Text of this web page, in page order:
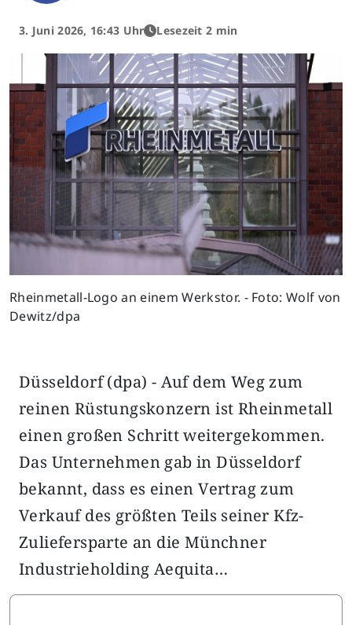
3. Juni 2026, 16:43 Uhr Lesezeit 2 min
Rheinmetall-Logo an einem Werkstor. - Foto: Wolf von
Dewitz/dpa
Düsseldorf (dpa) - Auf dem Weg zum
reinen Rüstungskonzern ist Rheinmetall
einen großen Schritt weitergekommen.
Das Unternehmen gab in Düsseldorf
bekannt, dass es einen Vertrag zum
Verkauf des größten Teils seiner Kfz-
Zuliefersparte an die Münchner
Industrieholding Aequita…